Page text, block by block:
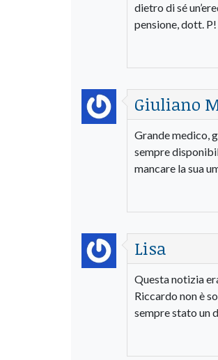
dietro di sé
pensione, dott. P!
Giuliano
Grande medico,
sempre
mancare la sua
Lisa
Questa notizia
Riccardo non è
sempre stato un